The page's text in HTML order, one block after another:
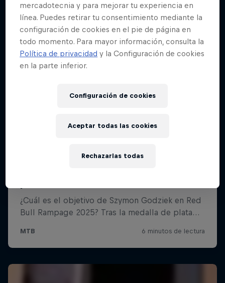
mercadotecnia y para mejorar tu experiencia en
línea. Puedes retirar tu consentimiento mediante la
configuración de cookies en el pie de página en
todo momento. Para mayor información, consulta la
Política de privacidad y la Configuración de cookies
en la parte inferior.
Configuración de cookies
Rechazarlas todas
Aceptar todas las cookies